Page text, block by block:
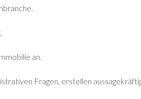
an.
Fragen, erstellen